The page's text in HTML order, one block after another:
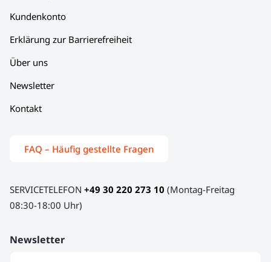
Kundenkonto
Erklärung zur Barrierefreiheit
Über uns
Newsletter
Kontakt
FAQ – Häufig gestellte Fragen
SERVICETELEFON +49 30 220 273 10 (Montag-Freitag
08:30-18:00 Uhr)
Newsletter